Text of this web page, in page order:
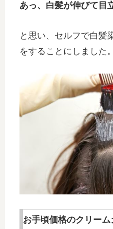
あっ、白髪が伸びて目
と思い、セルフで白髪
をすることにしました。
お手頃価格のクリーム